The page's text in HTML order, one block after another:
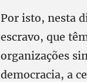
Por isto, nesta
escravo, que
organizações
democracia, a